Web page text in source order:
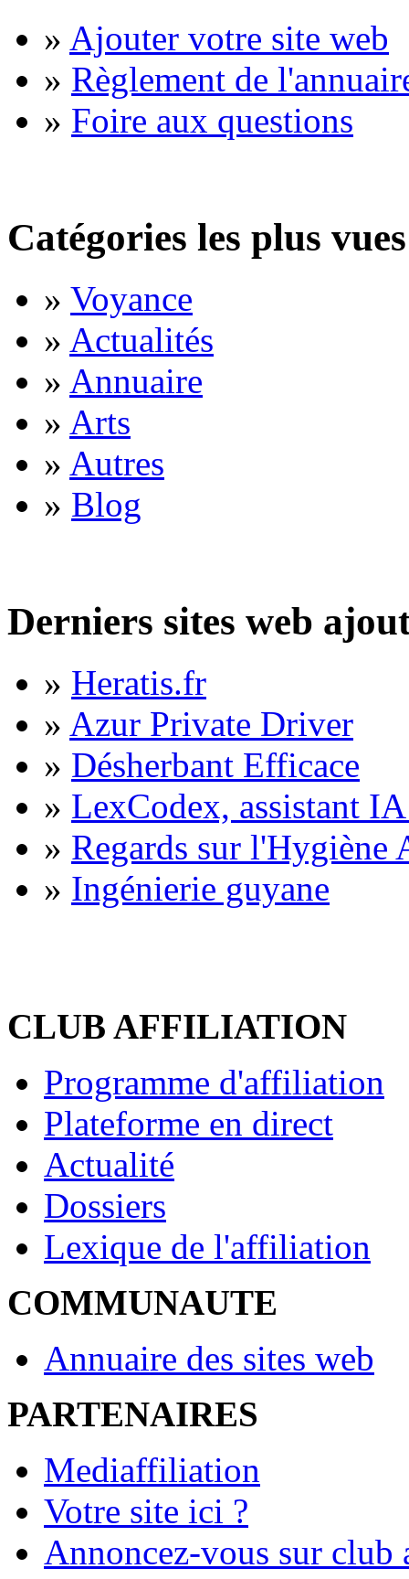
» Ajouter votre site web
» Règlement de
» Foire aux questions
Catégories les plus vues
» Voyance
» Actualités
» Annuaire
» Arts
» Autres
» Blog
Derniers sites web
» Heratis.fr
» Azur Private Driver
» Désherbant Efficace
» LexCodex, assistant
» Regards sur l'Hygiène
» Ingénierie guyane
CLUB AFFILIATION
Programme d'affiliation
Plateforme en direct
Actualité
Dossiers
Lexique de l'affiliation
COMMUNAUTE
Annuaire des sites web
PARTENAIRES
Mediaffiliation
Votre site ici ?
Annoncez-vous sur